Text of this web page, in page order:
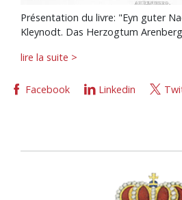
Présentation du livre: "Eyn guter
Kleynodt. Das Herzogtum
lire la suite >
Facebook Linkedin